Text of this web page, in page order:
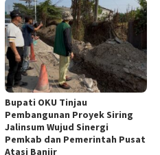
Bupati OKU Tinjau
Pembangunan Proyek Siring
Jalinsum Wujud Sinergi
Pemkab dan Pemerintah Pusat
Atasi Banjir